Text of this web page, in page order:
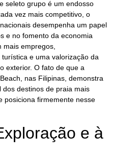
seleto grupo é um endosso
vez mais competitivo, o
desempenha um papel
e no fomento da economia
mais empregos,
e uma valorização da
exterior. O fato de que a
nas Filipinas, demonstra
destinos de praia mais
posiciona firmemente nesse
e à